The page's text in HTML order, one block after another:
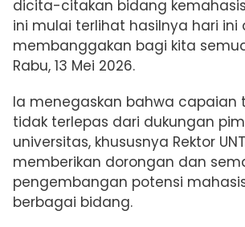
dicita-citakan bidang
ini mulai terlihat hasilnya hari
membanggakan bagi kita
Rabu, 13 Mei 2026.
Ia menegaskan bahwa capaian
tidak terlepas dari dukungan
universitas, khususnya Rektor
memberikan dorongan dan
pengembangan potensi
berbagai bidang.